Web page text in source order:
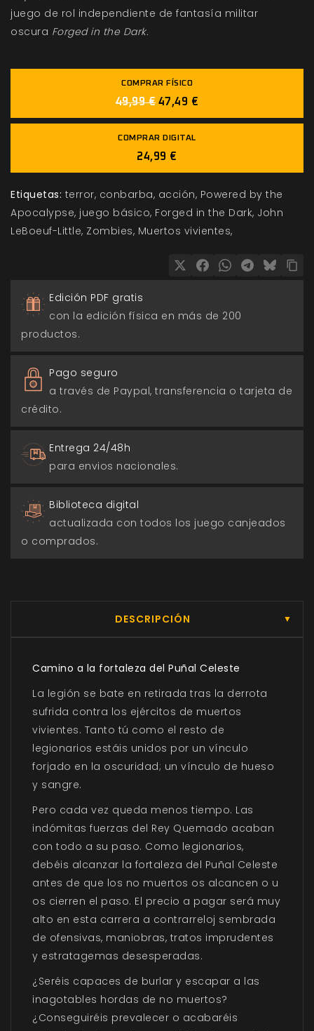
juego de rol independiente de fantasía militar
oscura Forged in the Dark.
COMPRAR FÍSICO
49,99 € 47,49 €
COMPRAR DIGITAL
24,99 €
Etiquetas: terror conbarba acción Powered by the
Apocalypse juego básico Forged in the Dark John
LeBoeuf-Little Zombies Muertos vivientes
Edición PDF gratis
con la edición física en más de 200
productos.
Pago seguro
a través de Paypal, transferencia o tarjeta de
crédito.
Entrega 24/48h
para envios nacionales.
Biblioteca digital
actualizada con todos los juego canjeados
o comprados.
DESCRIPCIÓN ▼
Camino a la fortaleza del Puñal Celeste
La legión se bate en retirada tras la derrota
sufrida contra los ejércitos de muertos
vivientes. Tanto tú como el resto de
legionarios estáis unidos por un vínculo
forjado en la oscuridad; un vínculo de hueso
y sangre.
Pero cada vez queda menos tiempo. Las
indómitas fuerzas del Rey Quemado acaban
con todo a su paso. Como legionarios,
debéis alcanzar la fortaleza del Puñal Celeste
antes de que los no muertos os alcancen o u
os cierren el paso. El precio a pagar será muy
alto en esta carrera a contrarreloj sembrada
de ofensivas, maniobras, tratos imprudentes
y estratagemas desesperadas.
¿Seréis capaces de burlar y escapar a las
inagotables hordas de no muertos?
¿Conseguiréis prevalecer o acabaréis